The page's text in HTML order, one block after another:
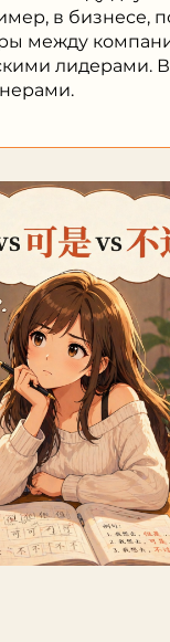
в бизнесе,
между
лидерами.